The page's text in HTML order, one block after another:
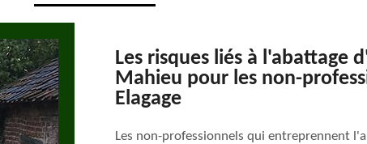
Les risques liés à l'abattage
Mahieu pour les non-
Elagage
Les non-professionnels qui entreprennent